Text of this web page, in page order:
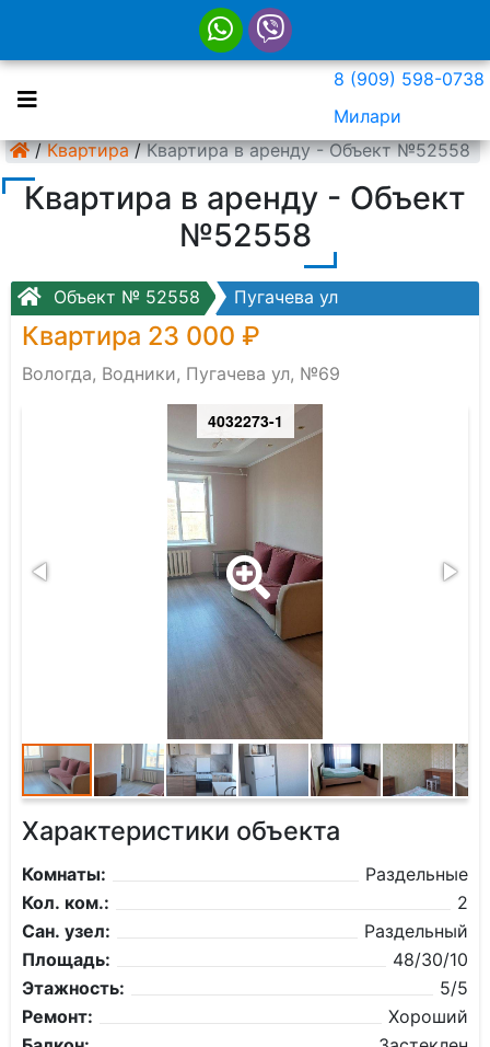
8 (909) 598-0738
Милари
/ Квартира / Квартира в аренду - Объект №52558
Квартира в аренду - Объект
№52558
Объект № 52558 Пугачева ул
Квартира 23 000 ₽
Вологда, Водники, Пугачева ул, №69
4032273-1
Характеристики объекта
Комнаты:
Раздельные
Кол. ком.:
2
Сан. узел:
Раздельный
Площадь:
48/30/10
Этажность:
5/5
Ремонт:
Хороший